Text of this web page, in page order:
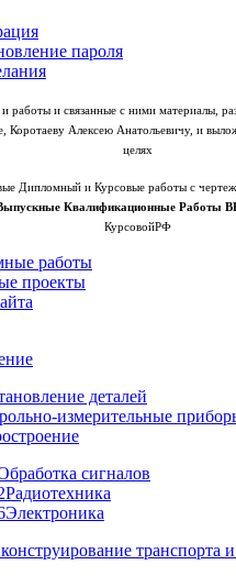
пароля
работы и связанные с ними материалы,
Коротаеву Алексею Анатольевичу, и
целях
Дипломный и Курсовые работы с
Квалификационные Работы
КурсовойРФ
работы
проекты
деталей
измерительные
сигналов
Радиотехника
Электроника
транспорта